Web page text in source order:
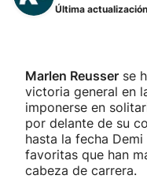
Última actualización
Marlen Reusser se
victoria general en
imponerse en
por delante de su
hasta la fecha
favoritas que han
cabeza de carrera.